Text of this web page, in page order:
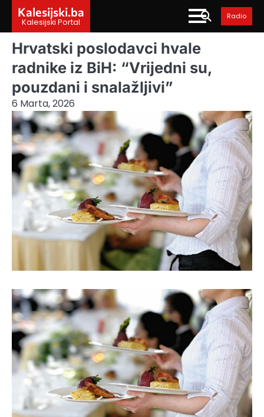
content
Kalesijski.ba
Kalesijski Portal
Radio
Hrvatski poslodavci hvale
radnike iz BiH: “Vrijedni su,
pouzdani i snalažljivi”
6 Marta, 2026